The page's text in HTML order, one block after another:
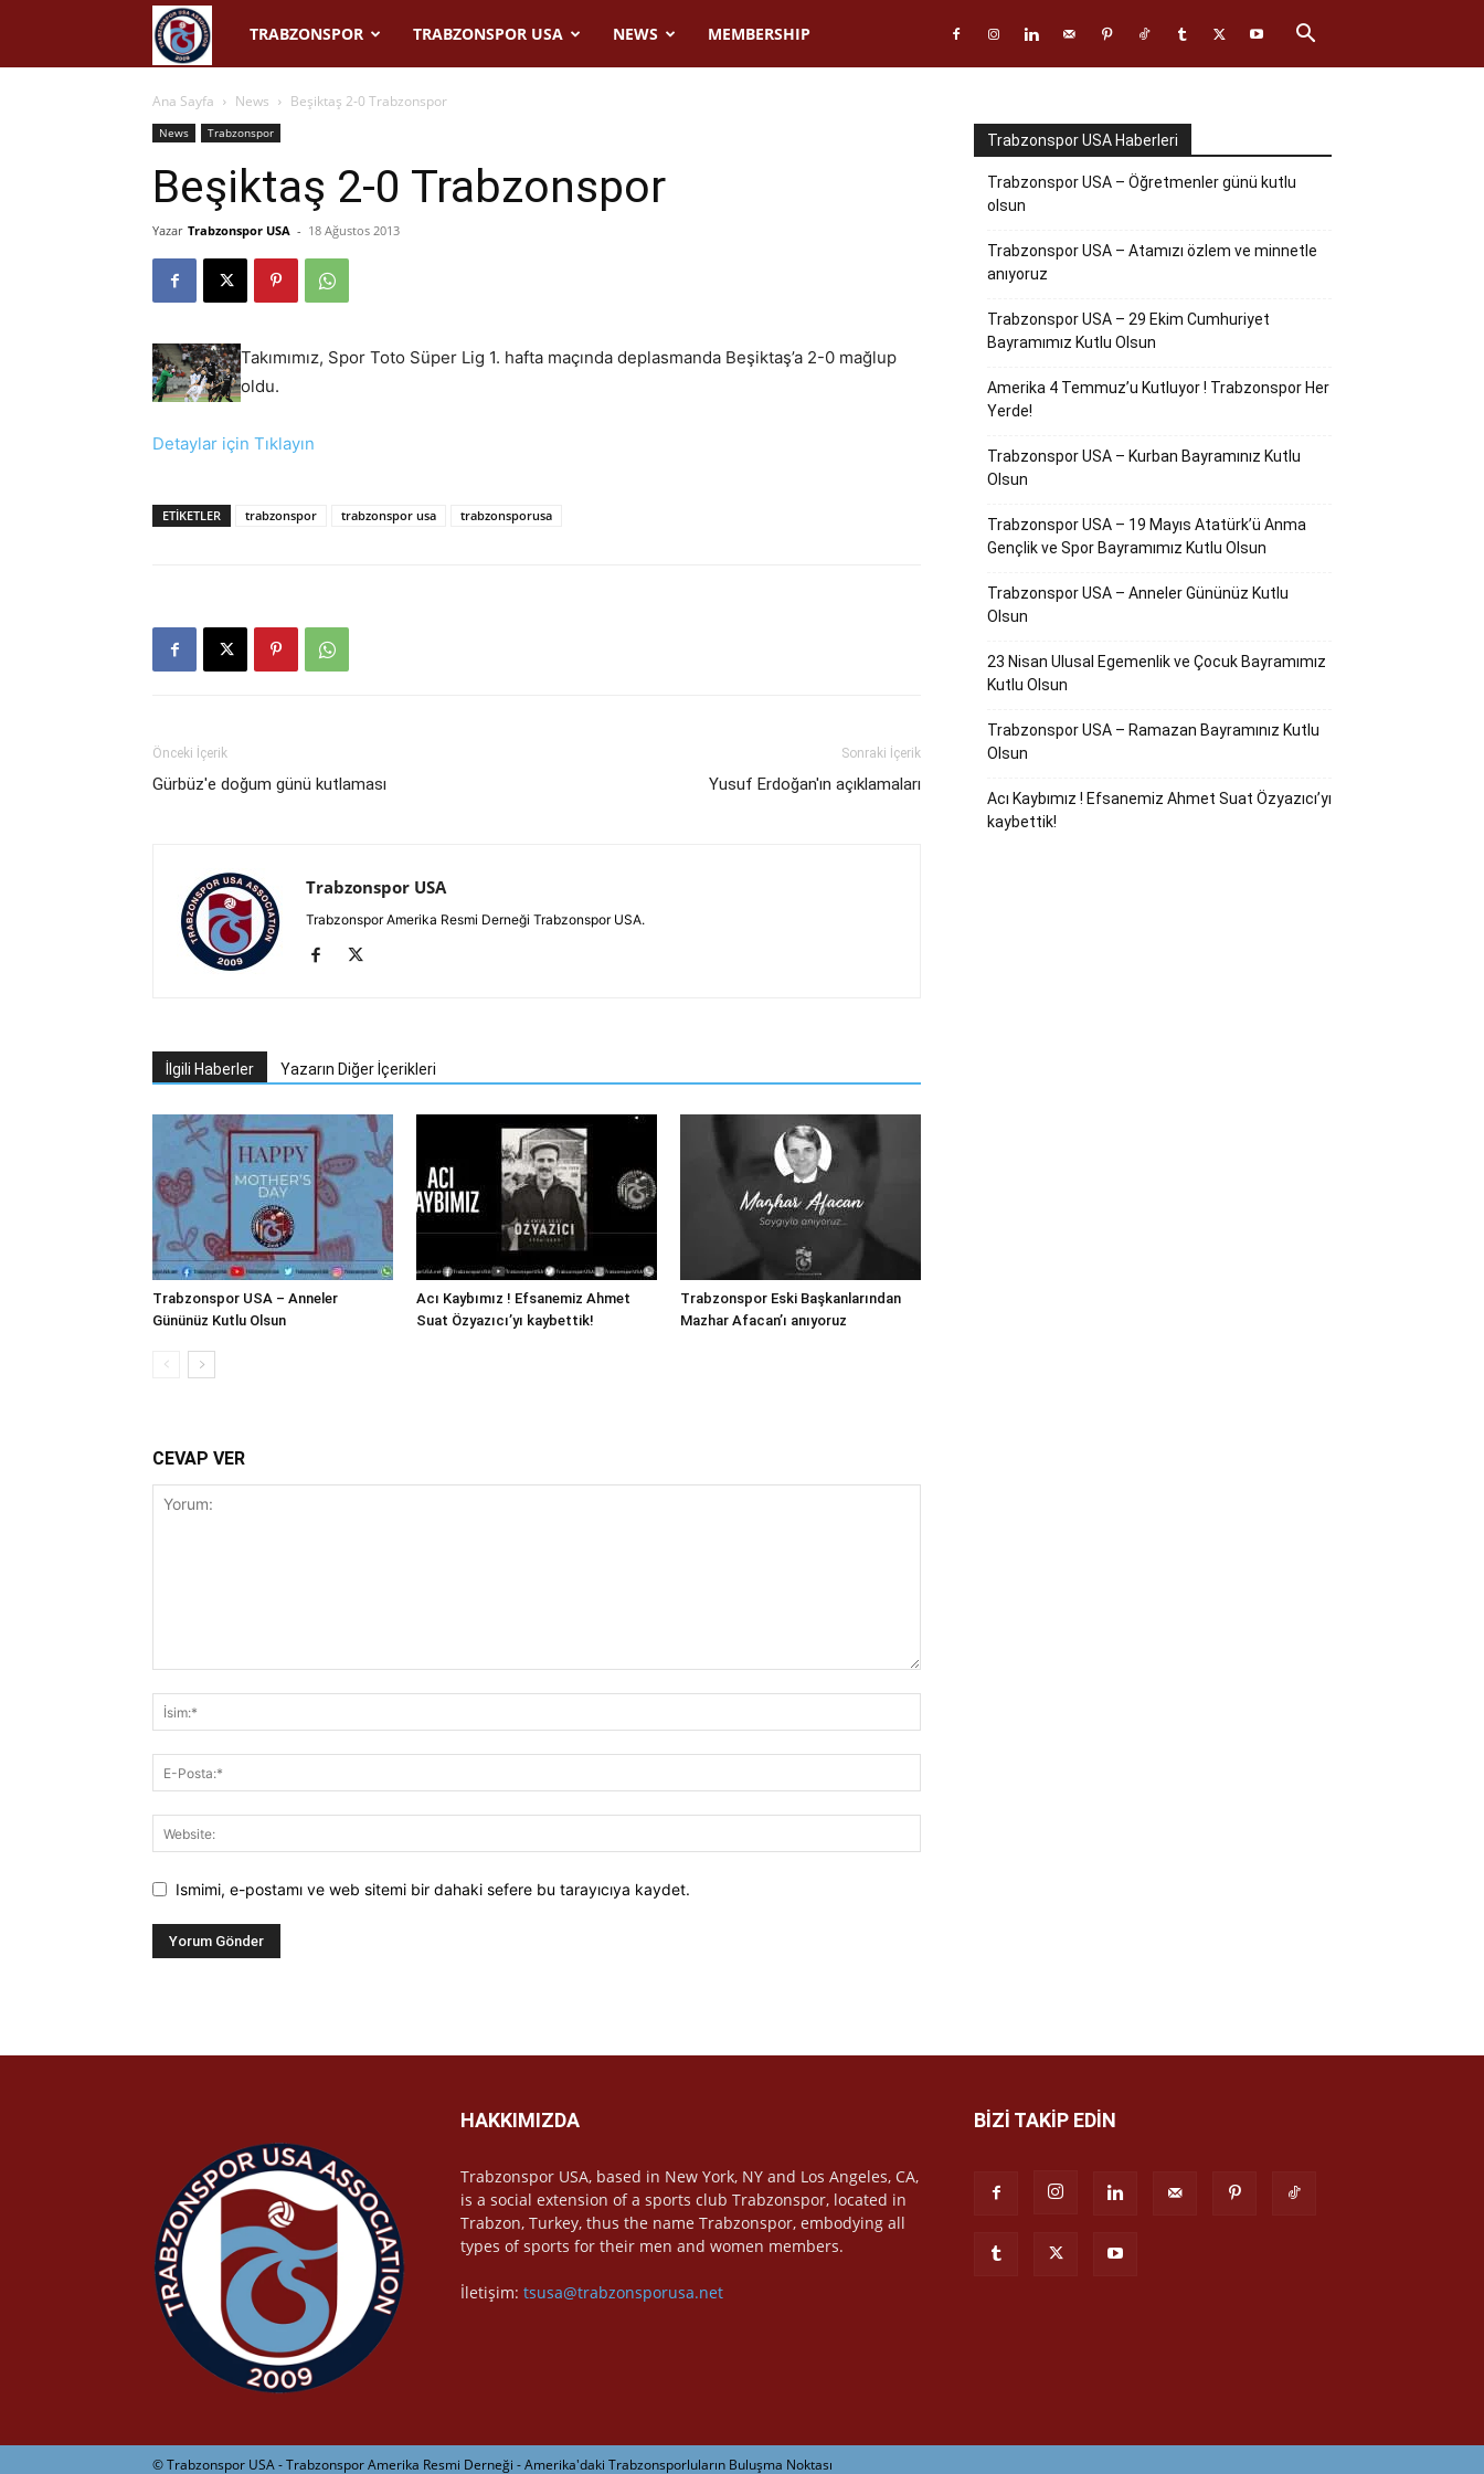
Trabzonspor
USA
TRABZONSPOR TRABZONSPOR USA NEWS MEMBERSHIP
Ana Sayfa News Beşiktaş 2-0 Trabzonspor
News Trabzonspor
Beşiktaş 2-0 Trabzonspor
Yazar Trabzonspor USA - 18 Ağustos 2013
Takımımız, Spor Toto Süper Lig 1. hafta maçında deplasmanda Beşiktaş’a 2-0 mağlup
oldu.
Detaylar için Tıklayın
ETIKETLER trabzonspor trabzonspor usa trabzonsporusa
Önceki İçerik
Gürbüz'e doğum günü kutlaması
Sonraki İçerik
Yusuf Erdoğan'ın açıklamaları
Trabzonspor USA
Trabzonspor Amerika Resmi Derneği Trabzonspor USA.
İlgili Haberler Yazarın Diğer İçerikleri
Trabzonspor USA – Anneler
Gününüz Kutlu Olsun
Acı Kaybımız ! Efsanemiz Ahmet
Suat Özyazıcı’yı kaybettik!
Trabzonspor Eski Başkanlarından
Mazhar Afacan’ı anıyoruz
CEVAP VER
Ismimi, e-postamı ve web sitemi bir dahaki sefere bu tarayıcıya kaydet.
Trabzonspor USA Haberleri
Trabzonspor USA – Öğretmenler günü kutlu
olsun
Trabzonspor USA – Atamızı özlem ve minnetle
anıyoruz
Trabzonspor USA – 29 Ekim Cumhuriyet
Bayramımız Kutlu Olsun
Amerika 4 Temmuz’u Kutluyor ! Trabzonspor Her
Yerde!
Trabzonspor USA – Kurban Bayramınız Kutlu
Olsun
Trabzonspor USA – 19 Mayıs Atatürk’ü Anma
Gençlik ve Spor Bayramımız Kutlu Olsun
Trabzonspor USA – Anneler Gününüz Kutlu
Olsun
23 Nisan Ulusal Egemenlik ve Çocuk Bayramımız
Kutlu Olsun
Trabzonspor USA – Ramazan Bayramınız Kutlu
Olsun
Acı Kaybımız ! Efsanemiz Ahmet Suat Özyazıcı’yı
kaybettik!
HAKKIMIZDA
Trabzonspor USA, based in New York, NY and Los Angeles, CA,
is a social extension of a sports club Trabzonspor, located in
Trabzon, Turkey, thus the name Trabzonspor, embodying all
types of sports for their men and women members.
İletişim: tsusa@trabzonsporusa.net
BİZİ TAKİP EDİN
© Trabzonspor USA - Trabzonspor Amerika Resmi Derneği - Amerika'daki Trabzonsporluların Buluşma Noktası